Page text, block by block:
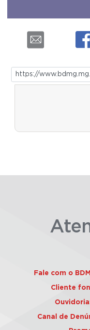
Fale com o
Cliente
Canal de